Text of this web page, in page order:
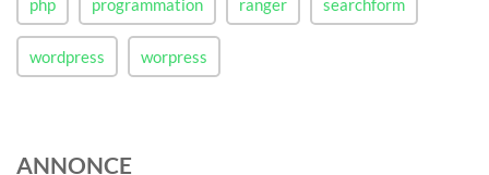
php programmation ranger searchform
wordpress worpress
ANNONCE